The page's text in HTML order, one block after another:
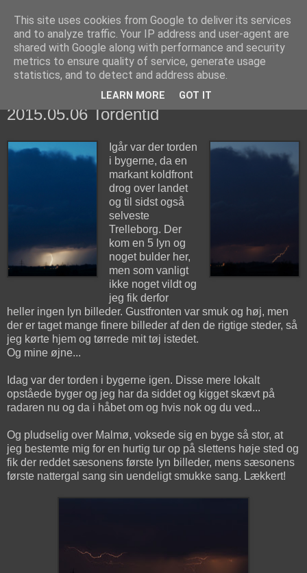
fiskedagbog.dk
Havørredfiskeri, tordenvejr og rav i (en skøn?) tre-enighed
2015.05.06 Tordentid
Igår var der torden
i bygerne, da en
markant koldfront
drog over landet
og til sidst også
selveste
Trelleborg. Der
kom en 5 lyn og
noget bulder her,
men som vanligt
ikke noget vildt og
jeg fik derfor
heller ingen lyn billeder. Gustfronten var smuk og høj, men
der er taget mange finere billeder af den de rigtige steder, så
jeg kørte hjem og tørrede mit tøj istedet.
Og mine øjne...
Idag var der torden i bygerne igen. Disse mere lokalt
opståede byger og jeg har da siddet og kigget skævt på
radaren nu og da i håbet om og hvis nok og du ved...
Og pludselig over Malmø, voksede sig en byge så stor, at
jeg bestemte mig for en hurtig tur op på slettens høje sted og
fik der reddet sæsonens første lyn billeder, mens sæsonens
første nattergal sang sin uendeligt smukke sang. Lækkert!
This site uses cookies from Google to deliver its services
and to analyze traffic. Your IP address and user-agent are
shared with Google along with performance and security
metrics to ensure quality of service, generate usage
statistics, and to detect and address abuse.
LEARN MORE GOT IT